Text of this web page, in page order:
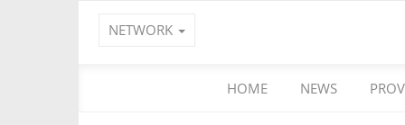
NETWORK
HOME NEWS